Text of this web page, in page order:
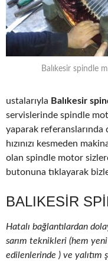
Balıkesir spindle
ustalarıyla Balıkesir
servislerinde spindle
yaparak referanslarında
hızınızı kesmeden
olan spindle motor
butonuna tıklayarak
BALIKESIR
Hatalı bağlantılardan
sarım teknikleri (hem
edilenlerinde ) ve yalıtım